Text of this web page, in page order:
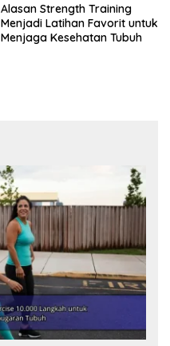
Alasan Strength Training
Menjadi Latihan Favorit untuk
Menjaga Kesehatan Tubuh